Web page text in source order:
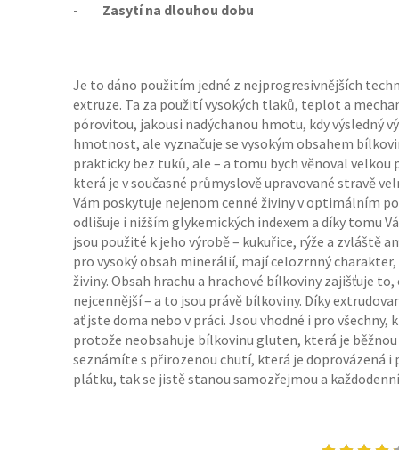
- Zasytí na dlouhou dobu
Je to dáno použitím jedné z nejprogresivnějších
extruze. Ta za použití vysokých tlaků, teplot a
pórovitou, jakousi nadýchanou hmotu, kdy výsledný
hmotnost, ale vyznačuje se vysokým obsahem
prakticky bez tuků, ale – a tomu bych věnoval
která je v současné průmyslově upravované stravě
Vám poskytuje nejenom cenné živiny v optimálním
odlišuje i nižším glykemických indexem a díky tomu
jsou použité k jeho výrobě – kukuřice, rýže a zvláště
pro vysoký obsah minerálií, mají celozrnný
živiny. Obsah hrachu a hrachové bílkoviny zajišťuje
nejcennější – a to jsou právě bílkoviny. Díky
ať jste doma nebo v práci. Jsou vhodné i pro
protože neobsahuje bílkovinu gluten, která je
seznámíte s přirozenou chutí, která je doprovázená
plátku, tak se jistě stanou samozřejmou a